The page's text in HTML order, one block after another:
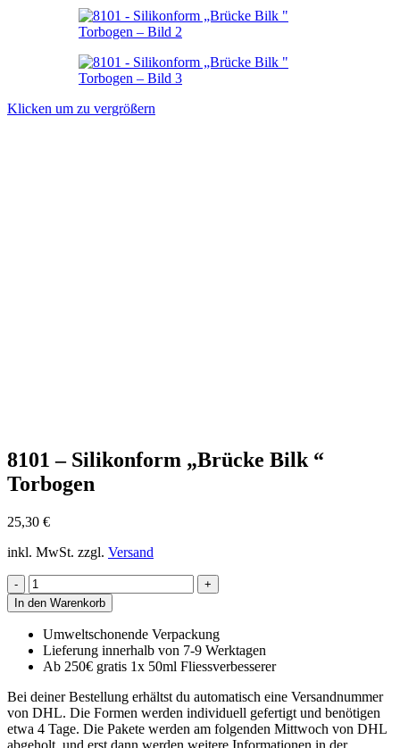
Klicken um zu vergrößern
8101 – Silikonform „Brücke Bilk “
Torbogen
25,30 €
inkl. MwSt. zzgl. Versand
8101
-
Silikonform
„Brücke
Bilk
"
Menge
In den Warenkorb
Umweltschonende Verpackung
Lieferung innerhalb von 7-9 Werktagen
Ab 250€ gratis 1x 50ml Fliessverbesserer
Bei deiner Bestellung erhältst du automatisch eine Versandnummer
von DHL. Die Formen werden individuell gefertigt und benötigen
etwa 4 Tage. Die Pakete werden am folgenden Mittwoch von DHL
abgeholt, und erst dann werden weitere Informationen in der